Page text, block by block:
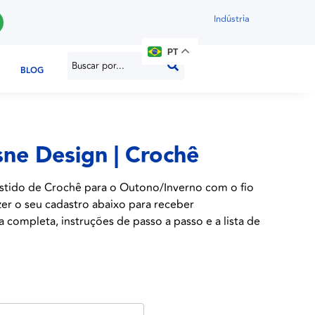
Indústria
BLOG
PT
Design | Crochê
de Crochê para o Outono/Inverno com o fio
o seu cadastro abaixo para receber
instruções de passo a passo e a lista de